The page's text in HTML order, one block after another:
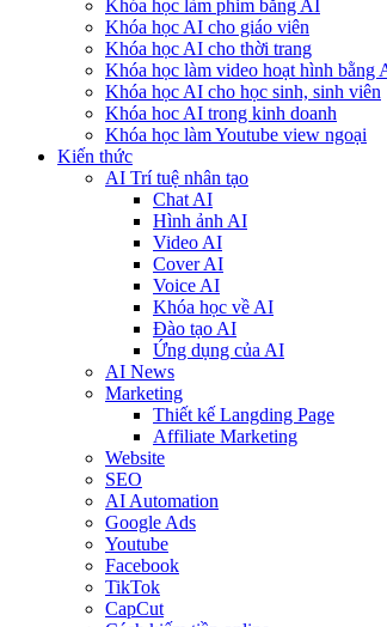
Khóa học làm phim bằng AI
Khóa học AI cho giáo viên
Khóa học AI cho thời trang
Khóa học làm video hoạt hình bằng
Khóa học AI cho học sinh, sinh viên
Khóa hoc AI trong kinh doanh
Khóa học làm Youtube view ngoại
Kiến thức
AI Trí tuệ nhân tạo
Chat AI
Hình ảnh AI
Video AI
Cover AI
Voice AI
Khóa học về AI
Đào tạo AI
Ứng dụng của AI
AI News
Marketing
Thiết kế Langding Page
Affiliate Marketing
Website
SEO
AI Automation
Google Ads
Youtube
Facebook
TikTok
CapCut